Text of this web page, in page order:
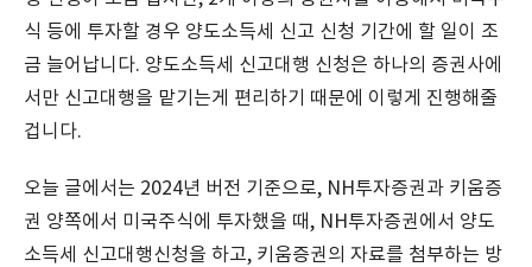
식 등에 투자할 경우 양도소득세 신고 신청 기간에 할 일이 조
금 늘어납니다. 양도소득세 신고대행 신청은 하나의 증권사에
서만 신고대행을 맡기는게 편리하기 때문에 이렇게 진행해줄
겁니다.
오늘 글에서는 2024년 버전 기준으로, NH투자증권과 키움증
권 양쪽에서 미국주식에 투자했을 때, NH투자증권에서 양도
소득세 신고대행신청을 하고, 키움증권의 자료를 첨부하는 방